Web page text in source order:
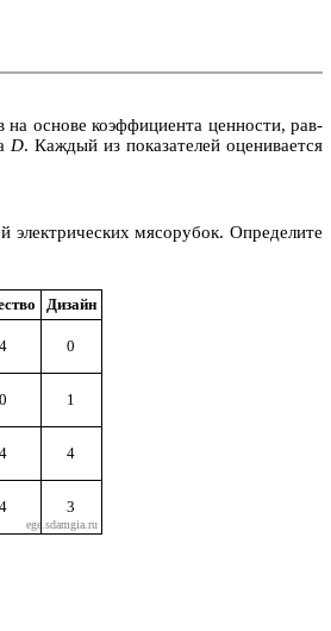
ос­но­ве ко­эф­фи­ци­ен­та цен­но­сти, рав­
D. Каж­дый из по­ка­за­те­лей оце­ни­ва­ет­ся
элек­три­че­ских мя­со­ру­бок. Опре­де­ли­те
Ди­зайн
4 0
0 1
4 4
4 3